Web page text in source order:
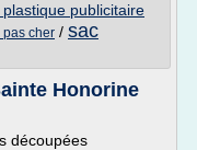
plastique publicitaire
cher / sac
Honorine
découpées